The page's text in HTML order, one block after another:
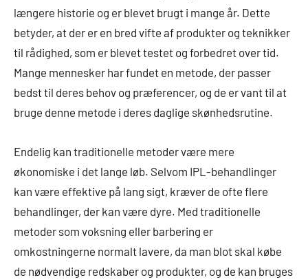
længere historie og er blevet brugt i mange år. Dette
betyder, at der er en bred vifte af produkter og teknikker
til rådighed, som er blevet testet og forbedret over tid.
Mange mennesker har fundet en metode, der passer
bedst til deres behov og præferencer, og de er vant til at
bruge denne metode i deres daglige skønhedsrutine.
Endelig kan traditionelle metoder være mere
økonomiske i det lange løb. Selvom IPL-behandlinger
kan være effektive på lang sigt, kræver de ofte flere
behandlinger, der kan være dyre. Med traditionelle
metoder som voksning eller barbering er
omkostningerne normalt lavere, da man blot skal købe
de nødvendige redskaber og produkter, og de kan bruges